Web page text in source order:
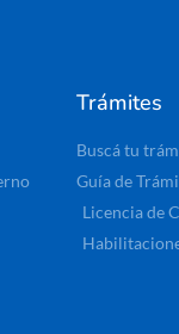
Trámites
Buscá tu
Guía de
Licencia de